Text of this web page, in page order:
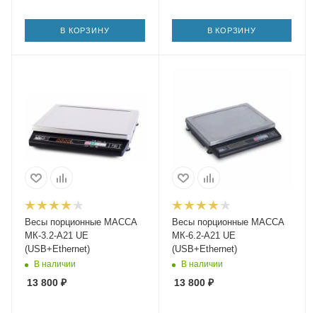
В КОРЗИНУ В КОРЗИНУ
Весы порционные МАССА
МК-3.2-А21 UЕ
(USB+Ethernet)
В наличии
13 800 ₽
Весы порционные МАССА
МК-6.2-А21 UЕ
(USB+Ethernet)
В наличии
13 800₽